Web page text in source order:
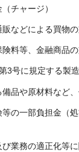
チャージ）
などによる買物
料等、金融商品
3号に規定する製
品や原材料など
の一部負担金（
業務の適正化等